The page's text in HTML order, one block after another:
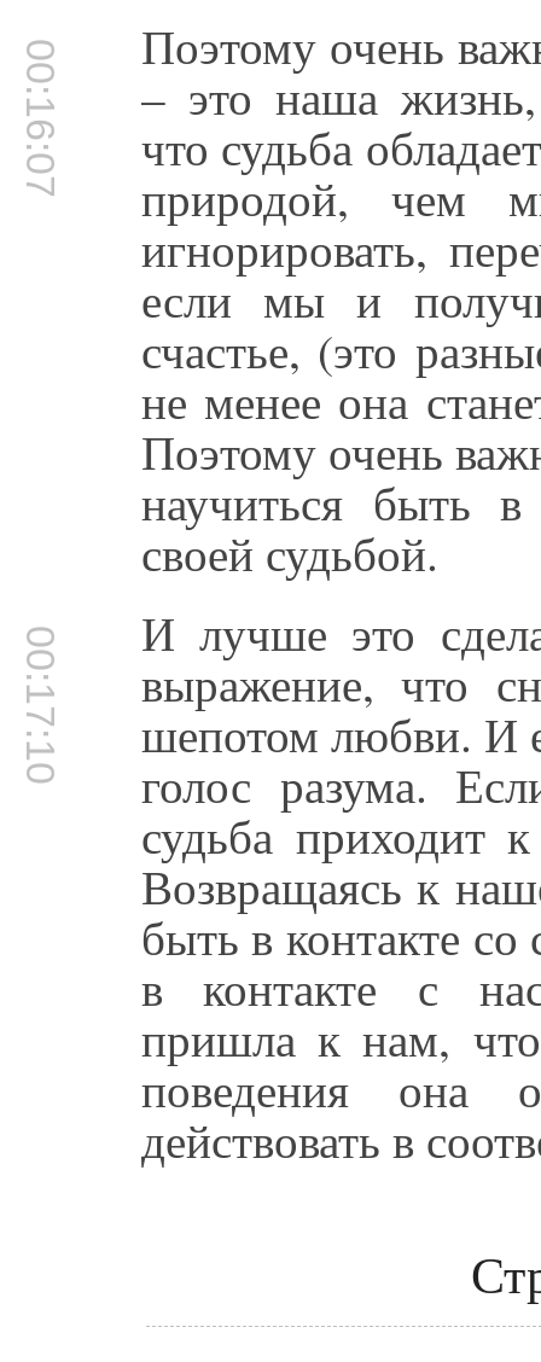
00:16:07 Поэтому очень
– это наша жизнь,
что судьба
природой,
игнорировать,
если мы и
счастье, (это
не менее она
Поэтому очень
научиться быть
своей судьбой.
00:17:10 И лучше это
выражение, что
шепотом любви. И
голос разума.
судьба приходит
Возвращаясь к
быть в контакте
в контакте с
пришла к нам, что
поведения она
действовать в